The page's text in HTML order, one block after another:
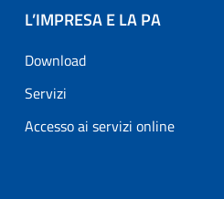
L’IMPRESA E LA PA
Download
Servizi
Accesso ai servizi online